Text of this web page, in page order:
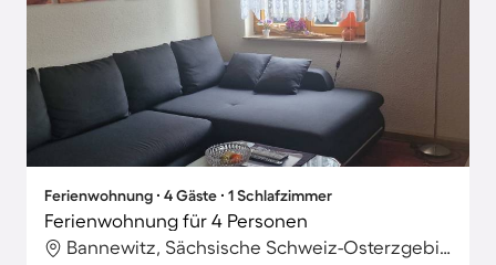
Ferienwohnung ∙ 4 Gäste ∙ 1 Schlafzimmer
Ferienwohnung für 4 Personen
Bannewitz, Sächsische Schweiz-Osterzgebirge, Deutschland